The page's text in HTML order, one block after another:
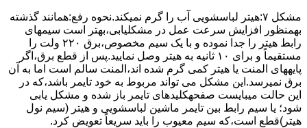
مشکل ۷:ﻫﯿﺘﺮ لباسشویی آب را ﮔﺮم نمیکند.نحوه رﻓﻊ:ﻫﻤﺎﻧﻨﺪ ﮔﺬﺷﺘﻪ
بهمنظور اﻓﺰاﯾﺶ ﺳﺮﻋﺖ ﻋﻤﻞ در مشکلیابی،بهتر است سیمهای
راﺑﻂ ﻫﯿﺘﺮ را ﺟﺪا ﻧﻤﻮده و ﺑﺎ ﯾﮏ ﺳﯿﻢ ﻣﺨﺼﻮص،برق ۲۲۰ ولت را
مستقیماً و برای ۱۰ ﺛﺎﻧﯿﻪ ﺑﻪ ﻫﯿﺘﺮ وصل نمایید.ﭘﺲ از ﻗﻄﻊ ﺑﺮق،اﮔﺮ
پایههای اﻟﻤﻨﺖ یا هیتر کمی ﮔﺮم ﺷﺪه اند،اﻟﻤﻨﺖ ﺳﺎﻟﻢ است اما ﺑﻪ آن
ﺑﺮق نمیرسد.اﯾﻦ ﻣﺸﮑﻞ می تواند مربوط به ﺧﻮد ﺗﺎﯾﻤﺮ باشد،ﮐﻪ در
این حالت میبایست صفحهکلیدهای ﺗﺎﯾﻤﺮ باز شده و مشکل یابی
شود؛ ﯾﺎ ﺳﯿﻢ راﺑﻂ ﺑﯿﻦ ﺗﺎﯾﻤﺮ ماشین لباسشویی و ﻫﯿﺘﺮ (سیم ﻧﻮل
ﻫﯿﺘﺮ)ﻗﻄﻊ اﺳﺖ،ﮐﻪ ﺳﯿﻢ ﻣﻌﯿﻮب را ﺑﺎﯾﺪ سریعاً ﺗﻌﻮﯾﺾ کرد.